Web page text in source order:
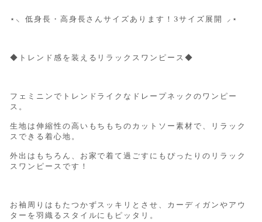
⋆ ⸜ 低身長・高身長さんサイズあります！3サイズ展開 ⸝ ⋆
◆トレンド感を装えるリラックスワンピース◆
フェミニンでトレンドライクなドレープネックのワンピー
ス。
生地は伸縮性の高いもちもちのカットソー素材で、リラック
スできる着心地。
外出はもちろん、お家で着て過ごすにもぴったりのリラック
スワンピースです！
お袖周りはもたつかずスッキリとさせ、カーディガンやアウ
ターを羽織るスタイルにもピッタリ。